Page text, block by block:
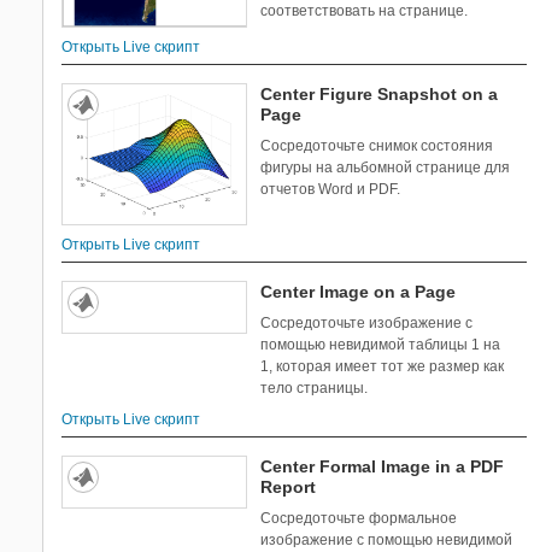
соответствовать на странице.
Открыть Live скрипт
Center Figure Snapshot on a
Page
Сосредоточьте снимок состояния
фигуры на альбомной странице для
отчетов Word и PDF.
Открыть Live скрипт
Center Image on a Page
Сосредоточьте изображение с
помощью невидимой таблицы 1 на
1, которая имеет тот же размер как
тело страницы.
Открыть Live скрипт
Center Formal Image in a PDF
Report
Сосредоточьте формальное
изображение с помощью невидимой